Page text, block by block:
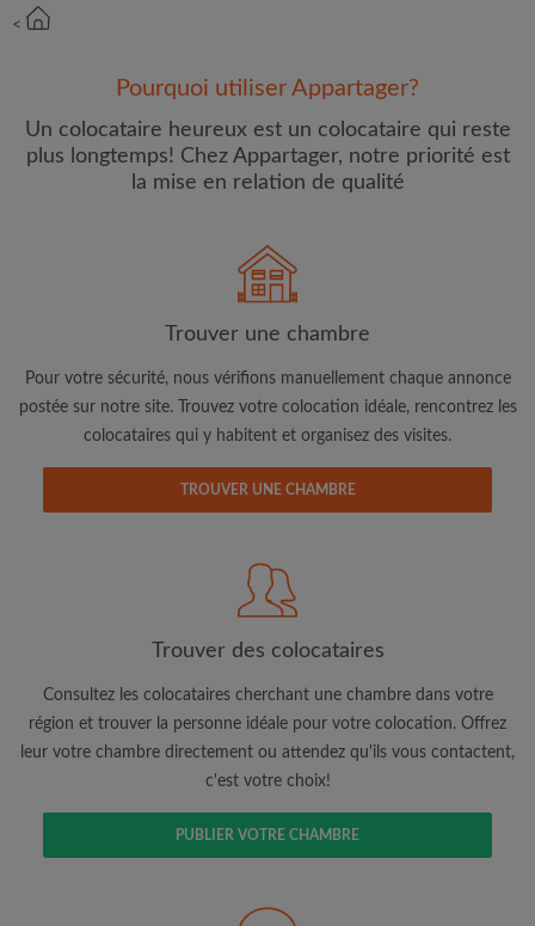
Adresse email
et ai pris connaissance de la
CRÉER PROFIL
jour du compte par e-mail
Faites une recherche selon ce qui vous
<
Pourquoi utiliser Appartager?
Un colocataire heureux est un colocataire qui reste
plus longtemps! Chez Appartager, notre priorité est
la mise en relation de qualité
Trouver une chambre
Pour votre sécurité, nous vérifions manuellement chaque annonce
postée sur notre site. Trouvez votre colocation idéale, rencontrez les
colocataires qui y habitent et organisez des visites.
TROUVER UNE CHAMBRE
Trouver des colocataires
Consultez les colocataires cherchant une chambre dans votre
région et trouver la personne idéale pour votre colocation. Offrez
leur votre chambre directement ou attendez qu'ils vous contactent,
c'est votre choix!
PUBLIER VOTRE CHAMBRE